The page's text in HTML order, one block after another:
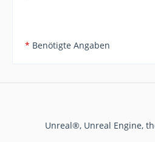
* Benötigte Angaben
Unreal®, Unreal Engine,